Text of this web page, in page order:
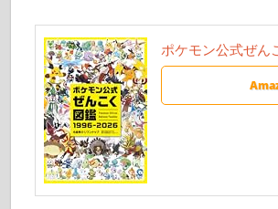
ポケモン公式ぜ